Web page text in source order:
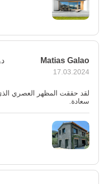
Matias Galao
17.03.2024
لقد حققت المظهر العصري الذي
سعادة.